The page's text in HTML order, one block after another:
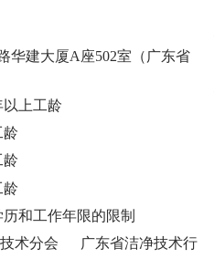
华建大厦A座502室（广东省
上工龄
和工作年限的限制
术分会
广东省洁净技术行